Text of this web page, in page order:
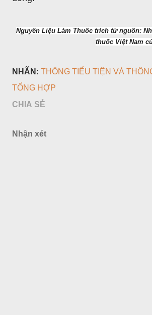
Nguyên Liệu Làm Thuốc trích từ nguồn:
thuốc Việt Nam
NHÃN: THÔNG TIỂU TIỆN VÀ
TỔNG HỢP
CHIA SẺ
Nhận xét